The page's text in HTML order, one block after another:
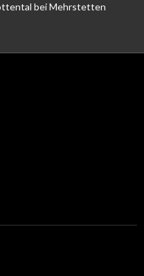
bei Mehrstetten